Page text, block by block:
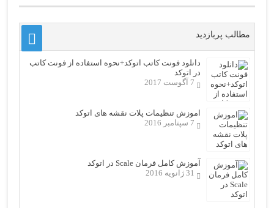
مطالب پربازدید
دانلود فونت کاتب اتوکد+نحوه استفاده از فونت کاتب
در اتوکد
7 آگوست 2017
اموزش تنظیمات پلات نقشه های اتوکد
7 سپتامبر 2016
آموزش کامل فرمان Scale در اتوکد
31 ژانویه 2016